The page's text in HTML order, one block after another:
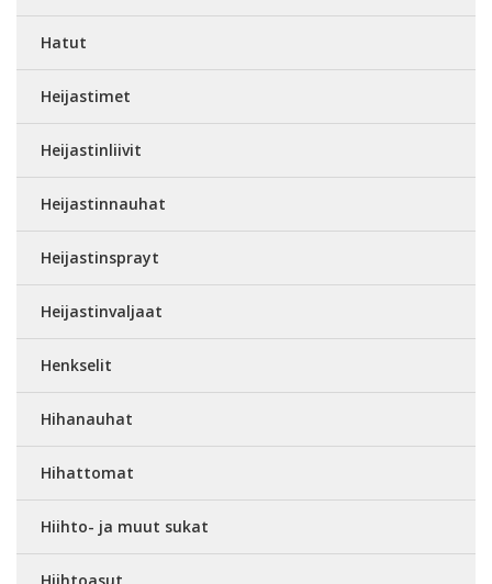
Hatut
Heijastimet
Heijastinliivit
Heijastinnauhat
Heijastinsprayt
Heijastinvaljaat
Henkselit
Hihanauhat
Hihattomat
Hiihto- ja muut sukat